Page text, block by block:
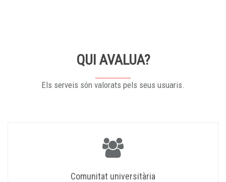
QUI AVALUA?
Els serveis són valorats pels seus usuaris.
Comunitat universitària